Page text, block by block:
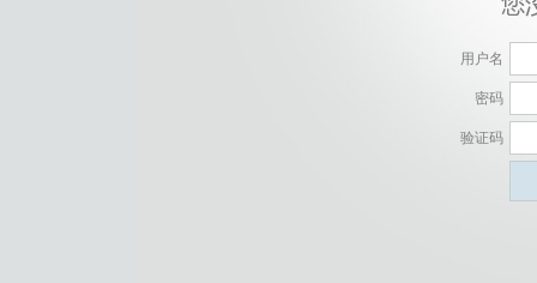
用户名
密码
验证码